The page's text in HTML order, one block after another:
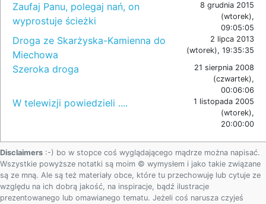
Zaufaj Panu, polegaj nań, on
wyprostuje ścieżki
8 grudnia 2015
(wtorek),
09:05:05
Droga ze Skarżyska-Kamienna do
Miechowa
2 lipca 2013
(wtorek), 19:35:35
Szeroka droga
21 sierpnia 2008
(czwartek),
00:06:06
W telewizji powiedzieli ....
1 listopada 2005
(wtorek),
20:00:00
Disclaimers :-) bo w stopce coś wyglądającego mądrze można napisać.
Wszystkie powyższe notatki są moim © wymysłem i jako takie związane
są ze mną. Ale są też materiały obce, które tu przechowuję lub cytuje ze
względu na ich dobrą jakość, na inspiracje, bądź ilustracje
prezentowanego lub omawianego tematu. Jeżeli coś narusza czyjeś